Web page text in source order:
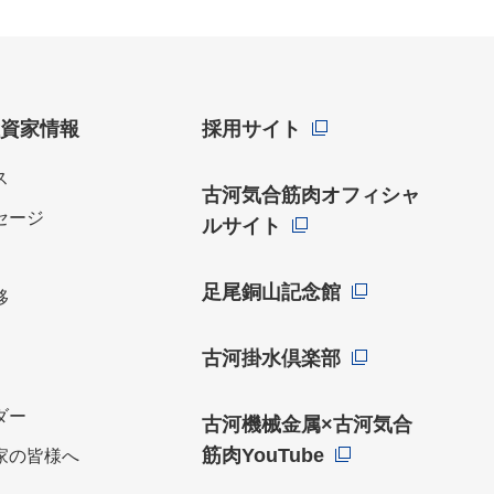
家情報
ージ
ー
の皆様へ
採用サイト
古河気合筋肉オフィシャ
ルサイト
足尾銅山記念館
古河掛水倶楽部
古河機械金属×古河気合
筋肉YouTube